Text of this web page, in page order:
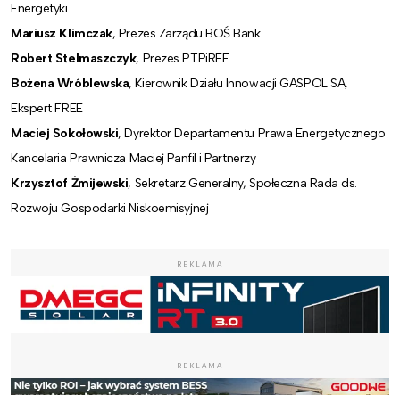
Energetyki
Mariusz Klimczak, Prezes Zarządu BOŚ Bank
Robert Stelmaszczyk, Prezes PTPiREE
Bożena Wróblewska, Kierownik Działu Innowacji GASPOL SA,
Ekspert FREE
Maciej Sokołowski, Dyrektor Departamentu Prawa Energetycznego
Kancelaria Prawnicza Maciej Panfil i Partnerzy
Krzysztof Żmijewski, Sekretarz Generalny, Społeczna Rada ds.
Rozwoju Gospodarki Niskoemisyjnej
REKLAMA
REKLAMA